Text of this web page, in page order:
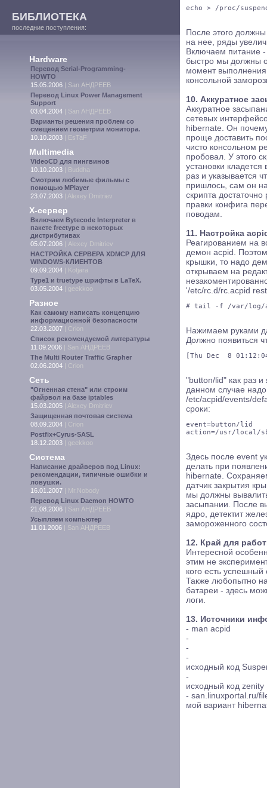
БИБЛИОТЕКА
последние поступления:
Hardware
Перевод Serial-Programming-
HOWTO
15.05.2006 | San АНДРЕЕВ
Перевод Linux Power Management
Support
03.04.2004 | San АНДРЕЕВ
Варианты решения проблем со
смещением геометрии монитора.
10.10.2003 | EsTaF
Multimedia
VideoCD для пингвинов
10.10.2003 | Buddha
Смотрим любимые фильмы с
помощью MPlayer
23.07.2003 | Alexey Dmitriev
X-сервер
Включаем Bytecode Interpreter в
пакете freetype в некоторых
дистрибутивах
05.07.2006 | Alexey Dmitriev
НАСТРОЙКА СЕРВЕРА XDMCP ДЛЯ
WINDOWS-КЛИЕНТОВ
09.09.2004 | Kotjara
Type1 и truetype шрифты в LaTeX.
03.05.2004 | geekkoo
Разное
Как самому написать концепцию
информационной безопасности
22.03.2007 | Crion
Список рекомендуемой литературы
11.09.2006 | San АНДРЕЕВ
The Multi Router Traffic Grapher
02.06.2004 | Crion
Сеть
"Огненная стена" или строим
файрвол на базе iptables
15.03.2005 | Alexey Dmitriev
Защищенная почтовая система
08.09.2004 | Crion
Postfix+Cyrus-SASL
18.12.2003 | geekkoo
Система
Написание драйверов под Linux:
рекомендации, типичные ошибки и
ловушки.
16.01.2007 | Mr.Nobody
Перевод Linux Daemon HOWTO
21.08.2006 | San АНДРЕЕВ
Усыпляем компьютер
11.01.2006 | San АНДРЕЕВ
echo > /proc/
После этого
на нее, ряды
Включаем питание -
быстро мы должны
момент
консольной
10. Аккуратное
Аккуратное
сетевых
hibernate. Он
проще доставить
чисто консольном
пробовал. У этого
установки
раз и указывается
пришлось, сам он
скрипта
правки конфига
поводам.
11. Настройка
Реагированием на
демон acpid.
крышки, то надо
открываем на
'/etc/rc.d/rc.acpid
# tail -f /var/log/
Нажимаем руками
Должно появиться
[Thu Dec  8
"button/lid" как раз
данном случае
/etc/acpid/events/
сроки:
event=button/lid
action=/usr/local/
Здесь после event
делать при
hibernate.
датчик закрытия
мы должны
засыпании. После
ядро, детектит
замороженного
12. Край для
Интересной
этим не
кого есть
Также любопытно
батареи - здесь
логи.
13. Источники
- man acpid
-
-
-
исходный код
-
исходный код zenity
- san.linuxportal.ru/
мой вариант